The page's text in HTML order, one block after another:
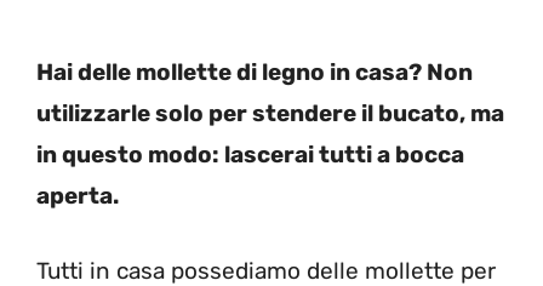
Hai delle mollette di legno in casa? Non
utilizzarle solo per stendere il bucato, ma
in questo modo: lascerai tutti a bocca
aperta.
Tutti in casa possediamo delle mollette per